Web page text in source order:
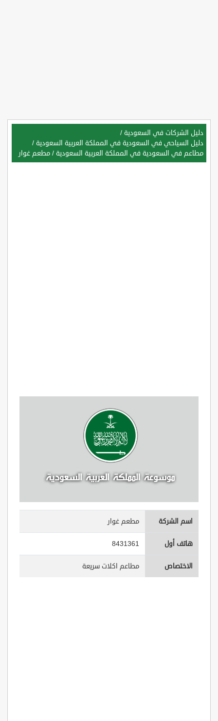
دليل الشركات في السعودية /
دليل السياحي في السعودية في المملكة العربية السعودية /
مطاعم في السعودية في المملكة العربية السعودية / مطعم غوار
اسم الشركة مطعم غوار
هاتف أول 8431361
الاختصاص مطاعم اكلات سريعة